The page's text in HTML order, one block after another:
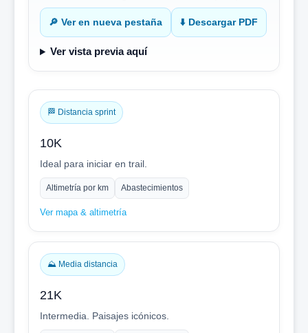
🔎 Ver en nueva pestaña ⬇️ Descargar PDF
Ver vista previa aquí
🏁 Distancia sprint
10K
Ideal para iniciar en trail.
Altimetría por km Abastecimientos
Ver mapa & altimetría
⛰️ Media distancia
21K
Intermedia. Paisajes icónicos.